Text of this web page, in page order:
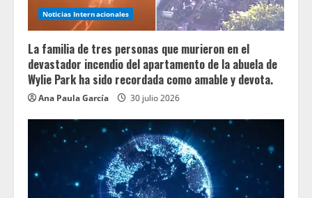
Noticias Internacionales
La familia de tres personas que murieron en el
devastador incendio del apartamento de la abuela de
Wylie Park ha sido recordada como amable y devota.
Ana Paula García 30 julio 2026